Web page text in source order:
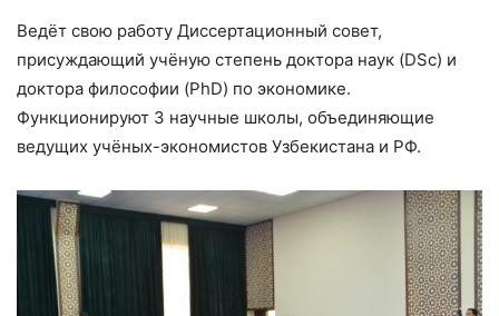
Ведёт свою работу Диссертационный совет,
присуждающий учёную степень доктора наук (DSc) и
доктора философии (PhD) по экономике.
Функционируют 3 научные школы, объединяющие
ведущих учёных-экономистов Узбекистана и РФ.